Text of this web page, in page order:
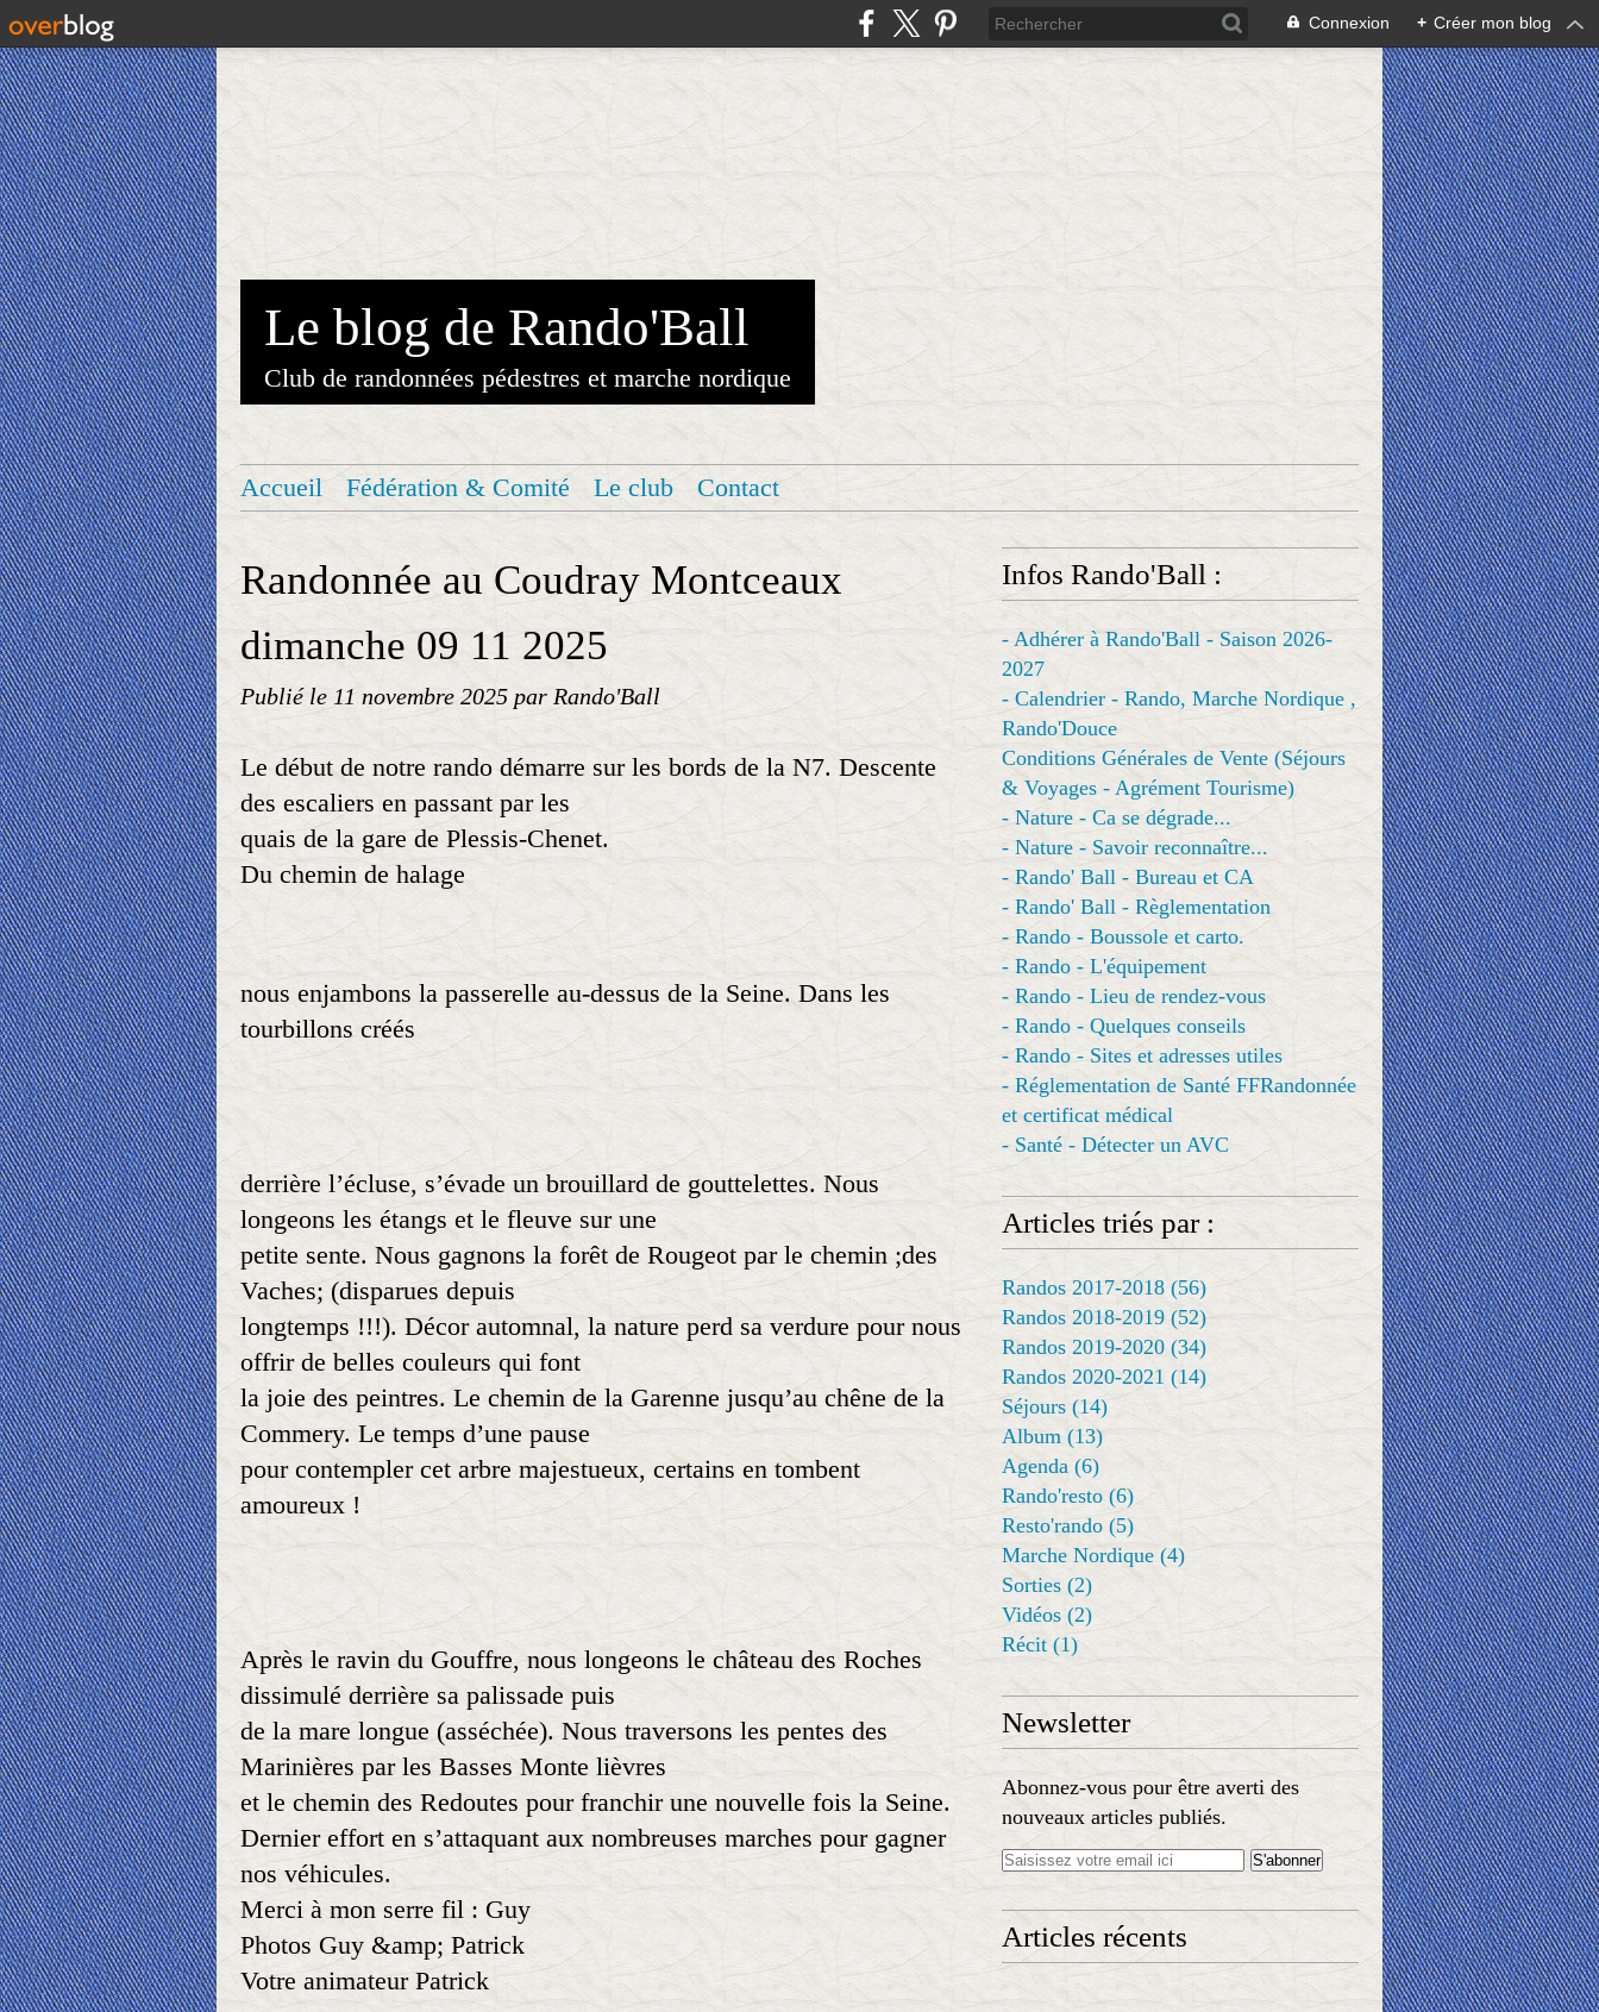
Connexion + Créer mon blog
Le blog de Rando'Ball
Club de randonnées pédestres et marche nordique
Accueil Fédération & Comité Le club Contact
Randonnée au Coudray Montceaux
dimanche 09 11 2025
Publié le 11 novembre 2025 par Rando'Ball
Le début de notre rando démarre sur les bords de la N7. Descente
des escaliers en passant par les
quais de la gare de Plessis-Chenet.
Du chemin de halage
nous enjambons la passerelle au-dessus de la Seine. Dans les
tourbillons créés
derrière l’écluse, s’évade un brouillard de gouttelettes. Nous
longeons les étangs et le fleuve sur une
petite sente. Nous gagnons la forêt de Rougeot par le chemin ;des
Vaches; (disparues depuis
longtemps !!!). Décor automnal, la nature perd sa verdure pour nous
offrir de belles couleurs qui font
la joie des peintres. Le chemin de la Garenne jusqu’au chêne de la
Commery. Le temps d’une pause
pour contempler cet arbre majestueux, certains en tombent
amoureux !
Après le ravin du Gouffre, nous longeons le château des Roches
dissimulé derrière sa palissade puis
de la mare longue (asséchée). Nous traversons les pentes des
Marinières par les Basses Monte lièvres
et le chemin des Redoutes pour franchir une nouvelle fois la Seine.
Dernier effort en s’attaquant aux nombreuses marches pour gagner
nos véhicules.
Merci à mon serre fil : Guy
Photos Guy &amp; Patrick
Votre animateur Patrick
Infos Rando'Ball :
- Adhérer à Rando'Ball - Saison 2026-
2027
- Calendrier - Rando, Marche Nordique ,
Rando'Douce
Conditions Générales de Vente (Séjours
& Voyages - Agrément Tourisme)
- Nature - Ca se dégrade...
- Nature - Savoir reconnaître...
- Rando' Ball - Bureau et CA
- Rando' Ball - Règlementation
- Rando - Boussole et carto.
- Rando - L'équipement
- Rando - Lieu de rendez-vous
- Rando - Quelques conseils
- Rando - Sites et adresses utiles
- Réglementation de Santé FFRandonnée
et certificat médical
- Santé - Détecter un AVC
Articles triés par :
Randos 2017-2018 (56)
Randos 2018-2019 (52)
Randos 2019-2020 (34)
Randos 2020-2021 (14)
Séjours (14)
Album (13)
Agenda (6)
Rando'resto (6)
Resto'rando (5)
Marche Nordique (4)
Sorties (2)
Vidéos (2)
Récit (1)
Newsletter
Abonnez-vous pour être averti des
nouveaux articles publiés.
Articles récents